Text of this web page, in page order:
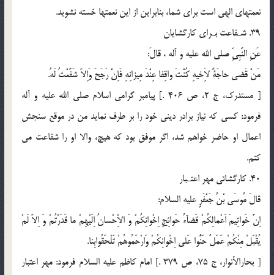
نعمتهاى الهى است براى شما، بنابراين از اين نعمتها خسته نشويد.
39. شـفاعت بـراى كارگشايان
عَنِ النَّبِىِّ صلي الله عليه و آله ، قالَ:
مَنْ قَضى حاجَةً لاَِخيهِ كُنْتَ واقِفا عِنْدَ مِيزانِهِ فَاِنْ رَجَحَ وَاِلاّ شَفَّعْتُ لَهُ.
[ مستدرك، ج 2، ص 406 .] پيامبر گرامى اسلام صلى الله عليه و آله
فرمود: كسى كه نياز برادر دينى خود را بر طرف نمايد من در موقع سنجش
اعمال او حاضر خواهم شد، اگر موفق بود كه هيچ، والا او را شفاعت مى
كنم.
40. كارگشائى مهر اعتـبار
قالَ مُوسَى بْنُ جَعْفَرٍ عليه السلام:
اِنَّ خَواتِيمَ اَعْمالِكُمْ قَضآءُ حَوائِجِ اِخْوانِكُمْ وَ الاِْحْسانُ اِلَيْهِمْ ما قَدَرْتُمْ وَ اِلاّ لَمْ
يُقْبَلْ مِنْكُمْ عَمَلٌ حَنُّوا عَلى اِخْوانِكُمْ وَارْحَمُوهُمْ تَلْحَقُوابِنا.
[ بحارالأنوار، ج 75، ص 379 .] امام كاظم عليه السلام فرمود: مهر اعتبار